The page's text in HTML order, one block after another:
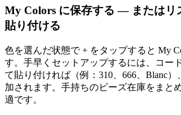
My Colors に保存する — またはリ
貼り付ける
色を選んだ状態で + をタップすると My
す。手早くセットアップするには、コー
て貼り付ければ（例：310、666、Blanc）
加されます。手持ちのビーズ在庫をまと
適です。